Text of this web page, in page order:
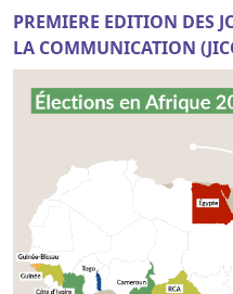
PREMIERE EDITION DES
LA COMMUNICATION